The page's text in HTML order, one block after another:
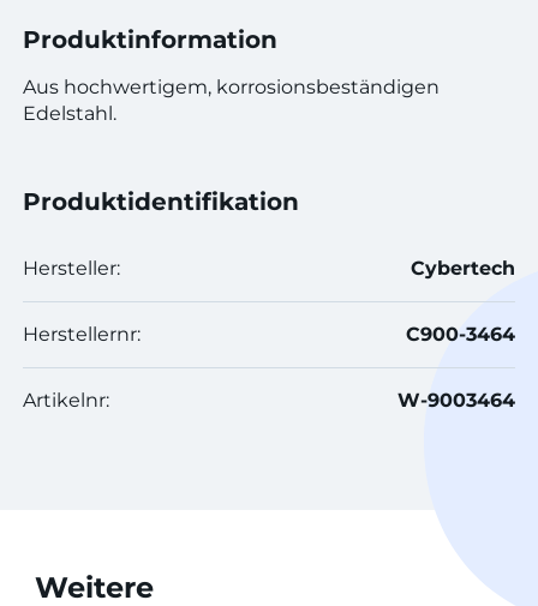
Produktinformation
Aus hochwertigem, korrosionsbeständigen
Edelstahl.
Produktidentifikation
Hersteller: Cybertech
Herstellernr: C900-3464
Artikelnr: W-9003464
Weitere